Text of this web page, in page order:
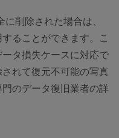
削除された場合は、
ることができます。こ
タ損失ケースに対応で
れて復元不可能の写真
のデータ復旧業者の詳